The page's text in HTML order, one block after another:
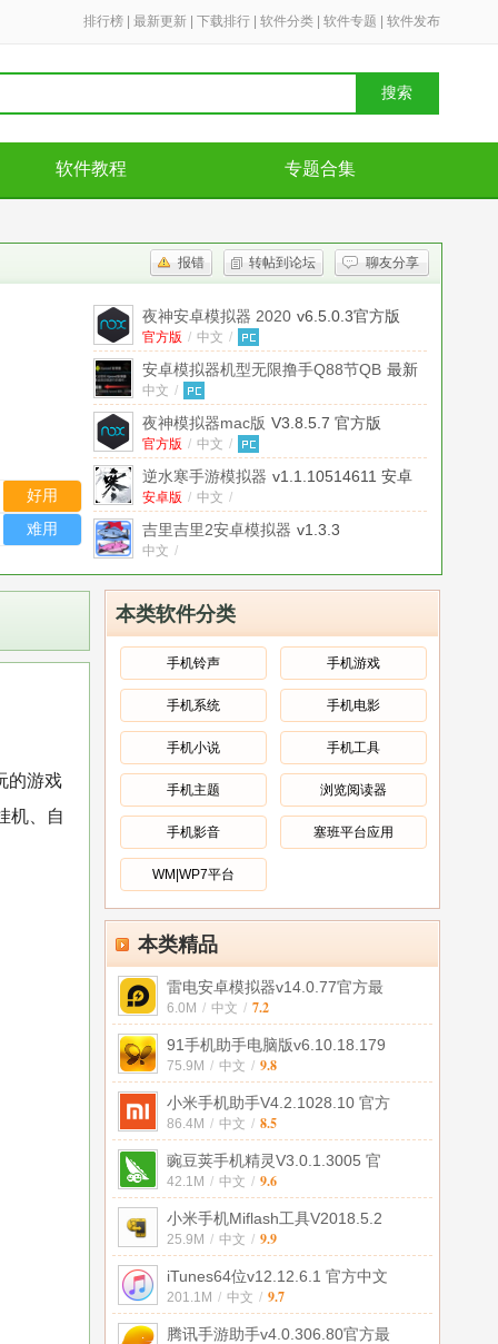
排行榜 最新更新 下载排行 软件分类 软件专题 软件发布
搜索
软件教程 专题合集
报错 转帖到论坛 聊友分享
好用
难用
夜神安卓模拟器 2020 v6.5.0.3官方版
官方版 / 中文 /
安卓模拟器机型无限撸手Q88节QB 最新
活动必备版
中文 /
夜神模拟器mac版 V3.8.5.7 官方版
官方版 / 中文 /
逆水寒手游模拟器 v1.1.10514611 安卓
版
安卓版 / 中文 /
吉里吉里2安卓模拟器 v1.3.3
中文 /
官方版 / 中文 /
八爪鱼手游模拟器中文版 v6.7.6
中文 /
网易MuMu模拟器星云引擎版 V2.0.1.1官
方安装版
官方版 / 中文
小鸡模拟器最新版2025 v1.9.3手机版
中文 /
天涯明月刀手游电脑模拟器 v0.0.7.7 最新
完整版
中文 /
本类软件分类
手机铃声 手机游戏
手机系统 手机电影
手机小说 手机工具
手机主题 浏览阅读器
手机影音 塞班平台应用
WM|WP7平台
本类精品
雷电安卓模拟器v14.0.77官方最
6.0M / 中文 / 7.2
91手机助手电脑版v6.10.18.179
75.9M / 中文 / 9.8
小米手机助手V4.2.1028.10 官方
86.4M / 中文 / 8.5
豌豆荚手机精灵V3.0.1.3005 官
42.1M / 中文 / 9.6
小米手机Miflash工具V2018.5.2
25.9M / 中文 / 9.9
iTunes64位v12.12.6.1 官方中文
201.1M / 中文 / 9.7
腾讯手游助手v4.0.306.80官方最
的游戏
机、自